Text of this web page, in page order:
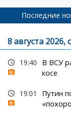
Последние
8 августа 2026,
19:40
В ВСУ
косе
19:01
Путин